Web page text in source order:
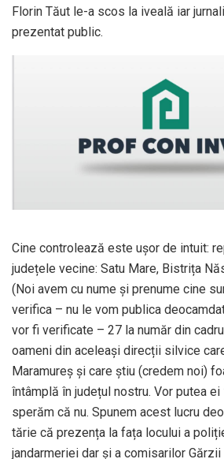
Florin Tăut le-a scos la iveală iar
prezentat public.
Cine controlează este ușor de intuit:
județele vecine: Satu Mare, Bistrița
(Noi avem cu nume și prenume cine
verifica – nu le vom publica
vor fi verificate – 27 la număr din
oameni din aceleași direcții silvice
Maramureș și care știu (credem noi)
întâmplă în județul nostru. Vor putea ei
sperăm că nu. Spunem acest lucru
tărie că prezența la fața locului a
jandarmeriei dar și a comisarilor